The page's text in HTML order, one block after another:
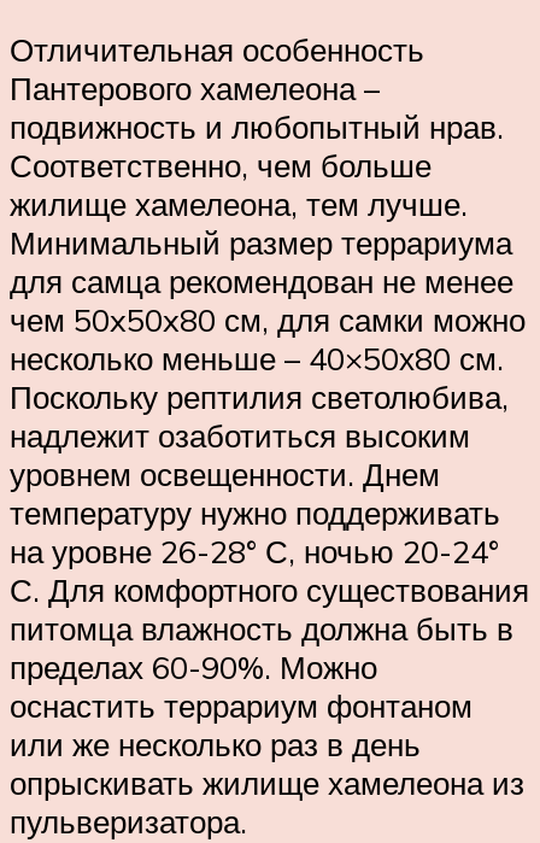
Отличительная особенность
Пантерового хамелеона –
подвижность и любопытный нрав.
Соответственно, чем больше
жилище хамелеона, тем лучше.
Минимальный размер террариума
для самца рекомендован не менее
чем 50x50x80 см, для самки можно
несколько меньше – 40×50х80 см.
Поскольку рептилия светолюбива,
надлежит озаботиться высоким
уровнем освещенности. Днем
температуру нужно поддерживать
на уровне 26-28° С, ночью 20-24°
С. Для комфортного существования
питомца влажность должна быть в
пределах 60-90%. Можно
оснастить террариум фонтаном
или же несколько раз в день
опрыскивать жилище хамелеона из
пульверизатора.